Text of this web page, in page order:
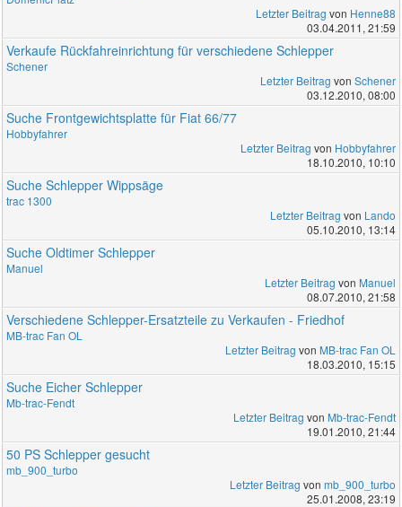
Letzter Beitrag von Henne88
03.04.2011, 21:59
Verkaufe Rückfahreinrichtung für verschiedene Schlepper
Schener
Letzter Beitrag von Schener
03.12.2010, 08:00
Suche Frontgewichtsplatte für Fiat 66/77
Hobbyfahrer
Letzter Beitrag von Hobbyfahrer
18.10.2010, 10:10
Suche Schlepper Wippsäge
trac 1300
Letzter Beitrag von Lando
05.10.2010, 13:14
Suche Oldtimer Schlepper
Manuel
Letzter Beitrag von Manuel
08.07.2010, 21:58
Verschiedene Schlepper-Ersatzteile zu Verkaufen - Friedhof
MB-trac Fan OL
Letzter Beitrag von MB-trac Fan OL
18.03.2010, 15:15
Suche Eicher Schlepper
Mb-trac-Fendt
Letzter Beitrag von Mb-trac-Fendt
19.01.2010, 21:44
50 PS Schlepper gesucht
mb_900_turbo
Letzter Beitrag von mb_900_turbo
25.01.2008, 23:19